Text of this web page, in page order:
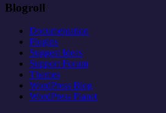
Blogroll
Documentation
Plugins
Suggest Ideas
Support Forum
Themes
WordPress Blog
WordPress Planet